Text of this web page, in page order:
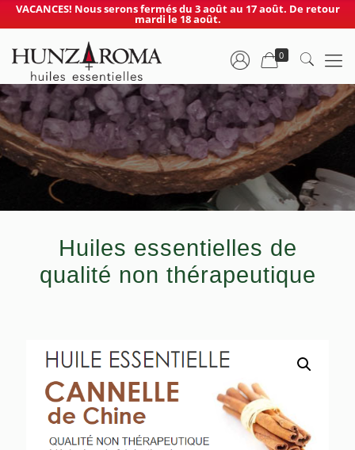
VACANCES! Nous serons fermés du 3 août au 17 août. De retour
mardi le 18 août.
0
Huiles essentielles de
qualité non thérapeutique